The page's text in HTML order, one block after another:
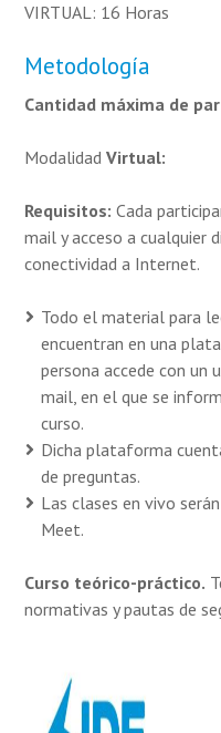
VIRTUAL: 16 Horas
Metodología
Cantidad máxima de
ModalidadVirtual:
Requisitos: Cada
mail y acceso a cualquier
conectividad a Internet.
Todo el material para
encuentran en una
persona accede con un
mail, en el que se
curso.
Dicha plataforma
de preguntas.
Las clases en vivo
Meet.
Curso teórico-práctico.
normativas y pautas de